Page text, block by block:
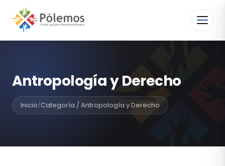
Antropología y Derecho
Inicio/Categoría / Antropología y Derecho